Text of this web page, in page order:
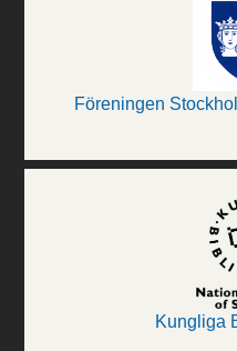
Föreningen
Kungliga